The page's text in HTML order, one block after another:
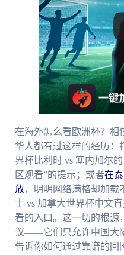
在海外怎么看欧洲杯？相
华人都有过这样的经历：
界杯比利时 vs 塞内加尔
区观看”的提示；或者在
放，明明网络满格却加载
士 vs 加拿大世界杯中文
看的入口。这一切的根源
议——它们只允许中国大
告诉你如何通过靠谱的回